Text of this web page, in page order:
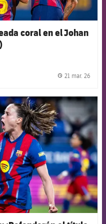
coral en el Johan
21 mar. 26
Barcelona badge